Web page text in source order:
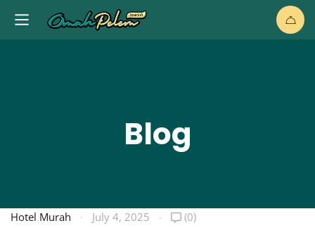
Blog
Hotel Murah July 4, 2025 (0)